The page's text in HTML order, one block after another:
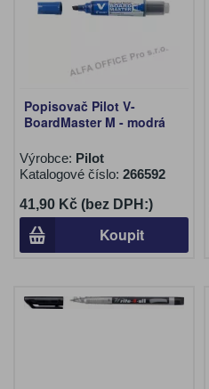
Popisovač Pilot V-
BoardMaster M - modrá
Výrobce: Pilot
Katalogové číslo: 266592
41,90 Kč (bez DPH:)
Koupit